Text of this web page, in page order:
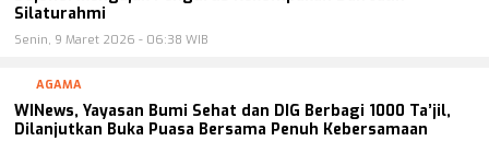
Silaturahmi
Senin, 9 Maret 2026 - 06:38 WIB
AGAMA
WINews, Yayasan Bumi Sehat dan DIG Berbagi 1000 Ta’jil,
Dilanjutkan Buka Puasa Bersama Penuh Kebersamaan